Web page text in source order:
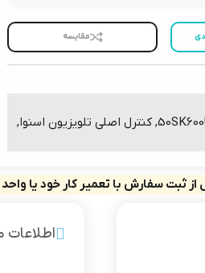
مقایسه
, کنترل اصلی تلویزیون اسنوا,
سفارش با تعمیر کار خود یا